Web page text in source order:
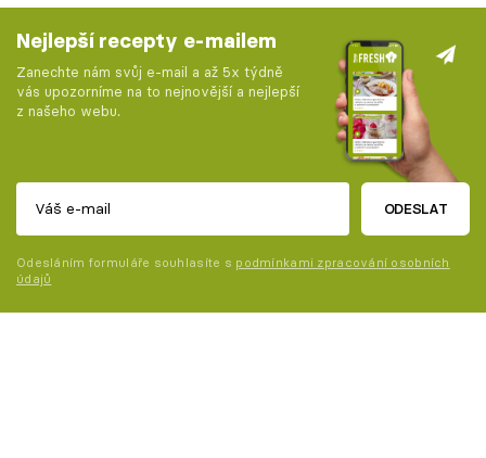
Nejlepší recepty e-mailem
Zanechte nám svůj e-mail a až 5x týdně
vás upozorníme na to nejnovější a nejlepší
z našeho webu.
ODESLAT
Odesláním formuláře souhlasíte s podmínkami zpracování osobních
údajů